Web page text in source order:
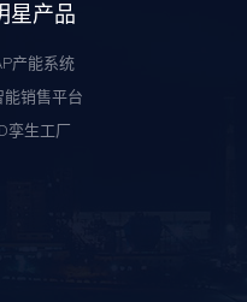
星产品
产能系统
能销售平台
孪生工厂